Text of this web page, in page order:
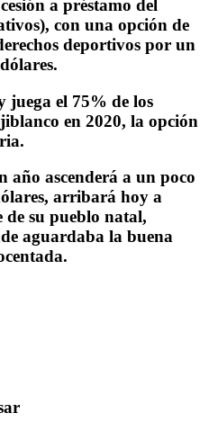
a préstamo del
con una opción de
deportivos por un
juega el 75% de los
en 2020, la opción
año ascenderá a un poco
arribará hoy a
su pueblo natal,
aguardaba la buena